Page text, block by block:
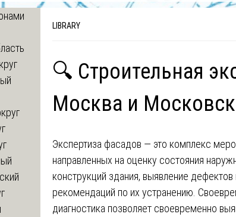
LIBRARY
🔍 Строительная
Москва и
Экспертиза фасадов — это комплекс
направленных на оценку состояния
конструкций здания, выявление дефектов
рекомендаций по их устранению.
диагностика позволяет своевременно